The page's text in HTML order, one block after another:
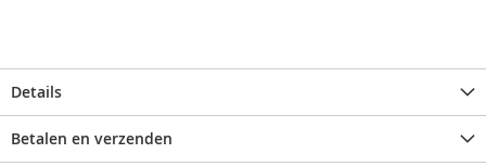
Details
Betalen en verzenden